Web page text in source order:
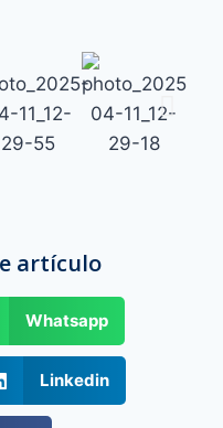
artículo
Whatsapp
Linkedin